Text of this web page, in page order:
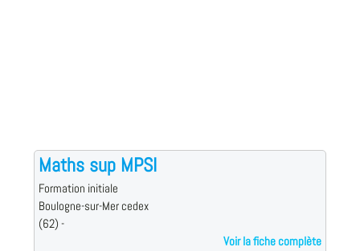
Maths sup MPSI
Formation initiale
Boulogne-sur-Mer cedex
(62) -
Voir la fiche complète